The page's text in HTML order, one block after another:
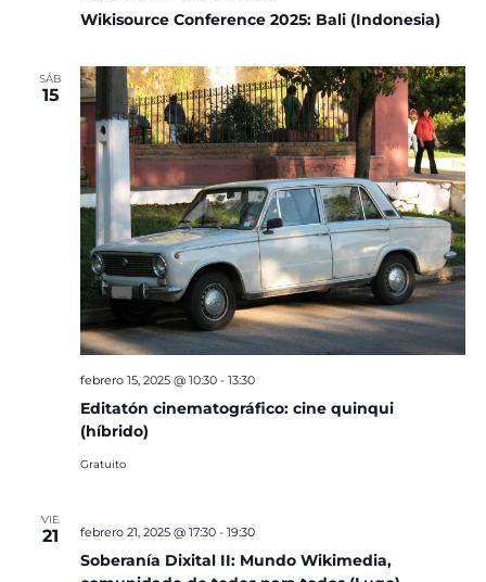
Wikisource Conference 2025: Bali (Indonesia)
SÁB
15
Editatón cinematográfico: cine quinqui
(híbrido)
febrero 15, 2025 @ 10:30- 13:30
Gratuito
VIE
21
Soberanía Dixital II: Mundo Wikimedia,
febrero 21, 2025 @ 17:30- 19:30